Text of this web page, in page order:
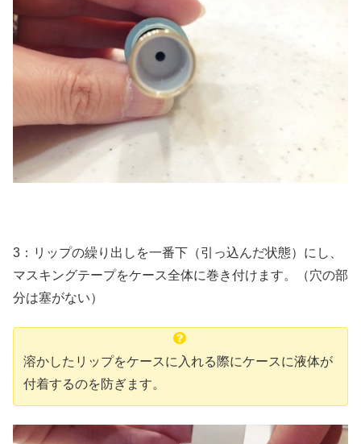
3：リップの繰り出しを一番下（引っ込んだ状態）にし、
マスキングテープをケース全体に巻き付けます。（穴の部
分は塞がない）
溶かしたリップをケースに入れる際にケースに液体が
付着するのを防ぎます。